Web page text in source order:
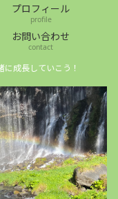
成長していこう！
プロフィール
profile
お問い合わせ
contact